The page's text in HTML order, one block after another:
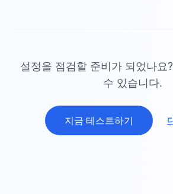
설정을 점검할 준비가 되었나요
수 있습니다.
지금 테스트하기